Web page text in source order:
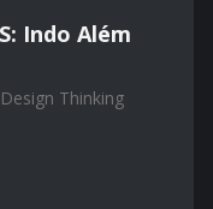
Indo Além
Design Thinking